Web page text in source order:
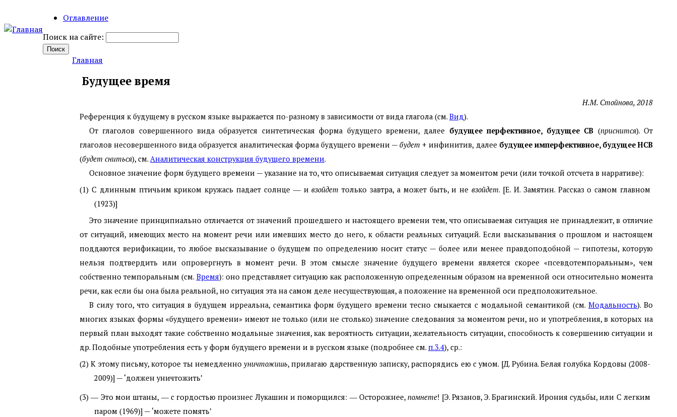
Оглавление
Поиск на сайте:
Главная
Будущее время
Н. М. Стойнова, 2018
Референция к будущему в русском языке выражается по-разному в зависимости от вида глагола (см. Вид).
От глаголов совершенного вида образуется синтетическая форма будущего времени, далее будущее перфективное, будущее СВ (приснится). От
глаголов несовершенного вида образуется аналитическая форма будущего времени —будет + инфинитив, далее будущее имперфективное, будущее НСВ
(будет сниться), см. Аналитическая конструкция будущего времени.
Основное значение форм будущего времени — указание на то, что описываемая ситуация следует за моментом речи (или точкой отсчета в нарративе):
(1) С длинным птичьим криком кружась падает солнце ― ивзойдет только завтра, а может быть, и невзойдет. [Е. И. Замятин. Рассказ о самом главном
(1923)]
Это значение принципиально отличается от значений прошедшего и настоящего времени тем, что описываемая ситуация не принадлежит, в отличие
от ситуаций, имеющих место на момент речи или имевших место до него, к области реальных ситуаций. Если высказывания о прошлом и настоящем
поддаются верификации, то любое высказывание о будущем по определению носит статус — более или менее правдоподобной — гипотезы, которую
нельзя подтвердить или опровергнуть в момент речи. В этом смысле значение будущего времени является скорее «псевдотемпоральным», чем
собственно темпоральным (см. Время): оно представляет ситуацию как расположенную определенным образом на временной оси относительно момента
речи, как если бы она была реальной, но ситуация эта на самом деле несуществующая, а положение на временной оси предположительное.
В силу того, что ситуация в будущем ирреальна, семантика форм будущего времени тесно смыкается с модальной семантикой (см.Модальность). Во
многих языках формы «будущего времени» имеют не только (или не столько) значение следования за моментом речи, но и употребления, в которых на
первый план выходят такие собственно модальные значения, как вероятность ситуации, желательность ситуации, способность к совершению ситуации и
др. Подобные употребления есть у форм будущего времени и в русском языке (подробнее см. п.3.4), ср.:
(2) К этому письму, которое ты немедленноуничтожишь, прилагаю дарственную записку, распорядись ею с умом. [Д. Рубина. Белая голубка Кордовы (2008-
2009)] — ‘должен уничтожить’
(3) ― Это мои штаны, ― с гордостью произнес Лукашин и поморщился: ― Осторожнее,помнете! [Э. Рязанов, Э. Брагинский. Ирония судьбы, или С легким
паром (1969)] — ‘можете помять’